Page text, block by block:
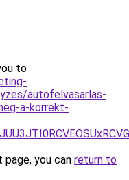
to
autofelvasarlas-
a-korrekt-
you can return to